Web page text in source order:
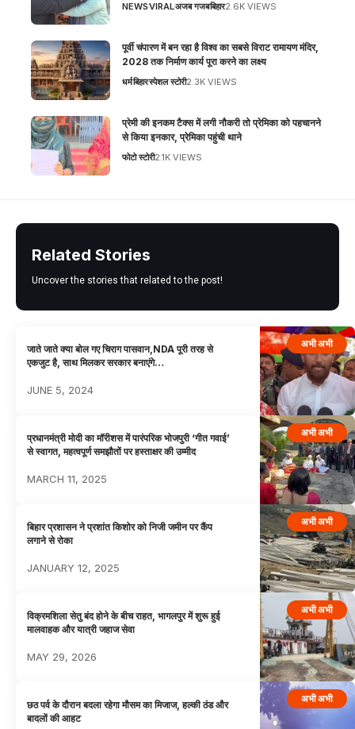
NEWSVIRALअजब गजबबिहार2.6K VIEWS
पूर्वी चंपारण में बन रहा है विश्व का सबसे विराट रामायण मंदिर,
2028 तक निर्माण कार्य पूरा करने का लक्ष्य
धर्मबिहारस्पेशल स्टोरी2.3K VIEWS
प्रेमी की इनकम टैक्स में लगी नौकरी तो प्रेमिका को पहचानने
से किया इनकार, प्रेमिका पहुंची थाने
फोटो स्टोरी2.1K VIEWS
Related Stories
Uncover the stories that related to the post!
अभी अभी
जाते जाते क्या बोल गए चिराग पासवान,NDA पूरी तरह से
एकजुट है, साथ मिलकर सरकार बनाएंगे…
JUNE 5, 2024
अभी अभी
प्रधानमंत्री मोदी का मॉरीशस में पारंपरिक भोजपुरी ‘गीत गवाई’
से स्वागत, महत्वपूर्ण समझौतों पर हस्ताक्षर की उम्मीद
MARCH 11, 2025
अभी अभी
बिहार प्रशासन ने प्रशांत किशोर को निजी जमीन पर कैंप
लगाने से रोका
JANUARY 12, 2025
अभी अभी
विक्रमशिला सेतु बंद होने के बीच राहत, भागलपुर में शुरू हुई
मालवाहक और यात्री जहाज सेवा
MAY 29, 2026
अभी अभी
छठ पर्व के दौरान बदला रहेगा मौसम का मिजाज, हल्की ठंड और
बादलों की आहट